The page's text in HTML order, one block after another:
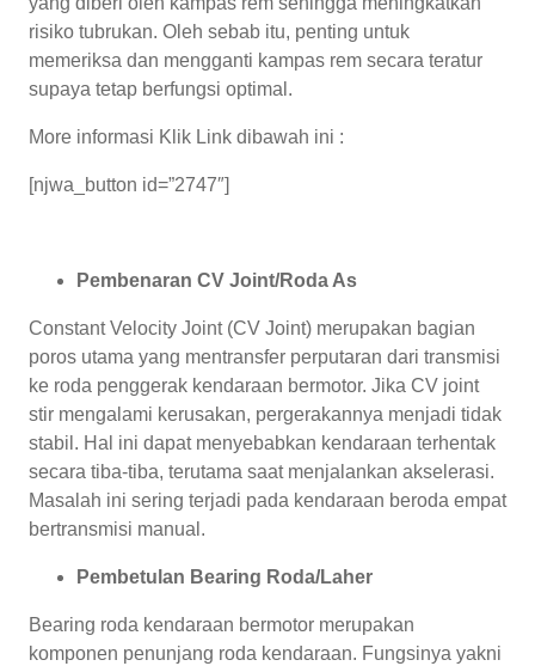
risiko tubrukan. Oleh sebab itu, penting untuk
memeriksa dan mengganti kampas rem secara teratur
supaya tetap berfungsi optimal.
More informasi Klik Link dibawah ini :
[njwa_button id=”2747″]
Pembenaran CV Joint/Roda As
Constant Velocity Joint (CV Joint) merupakan bagian
poros utama yang mentransfer perputaran dari transmisi
ke roda penggerak kendaraan bermotor. Jika CV joint
stir mengalami kerusakan, pergerakannya menjadi tidak
stabil. Hal ini dapat menyebabkan kendaraan terhentak
secara tiba-tiba, terutama saat menjalankan akselerasi.
Masalah ini sering terjadi pada kendaraan beroda empat
bertransmisi manual.
Pembetulan Bearing Roda/Laher
Bearing roda kendaraan bermotor merupakan
komponen penunjang roda kendaraan. Fungsinya yakni